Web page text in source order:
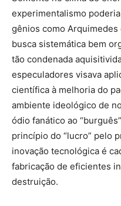
experimentalismo
gênios como Arquimedes
busca sistemática bem
tão condenada
especuladores visava
científica à melhoria do
ambiente ideológico de
ódio fanático ao
princípio do “lucro” pelo
inovação tecnológica é
fabricação de eficientes
destruição.